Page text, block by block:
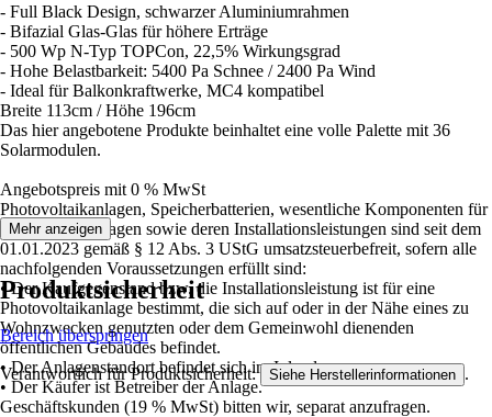
- Full Black Design, schwarzer Aluminiumrahmen
- Bifazial Glas-Glas für höhere Erträge
- 500 Wp N-Typ TOPCon, 22,5% Wirkungsgrad
- Hohe Belastbarkeit: 5400 Pa Schnee / 2400 Pa Wind
- Ideal für Balkonkraftwerke, MC4 kompatibel
Breite 113cm / Höhe 196cm
Das hier angebotene Produkte beinhaltet eine volle Palette mit 36
Solarmodulen.
Angebotspreis mit 0 % MwSt
Photovoltaikanlagen, Speicherbatterien, wesentliche Komponenten für
Photovoltaikanlagen sowie deren Installationsleistungen sind seit dem
01.01.2023 gemäß § 12 Abs. 3 UStG umsatzsteuerbefreit, sofern alle
nachfolgenden Voraussetzungen erfüllt sind:
• Der Kaufgegenstand bzw. die Installationsleistung ist für eine
Photovoltaikanlage bestimmt, die sich auf oder in der Nähe eines zu
Wohnzwecken genutzten oder dem Gemeinwohl dienenden
öffentlichen Gebäudes befindet.
• Der Anlagenstandort befindet sich im Inland.
• Der Käufer ist Betreiber der Anlage.
Geschäftskunden (19 % MwSt) bitten wir, separat anzufragen.
Mehr anzeigen
Produktsicherheit
Bereich überspringen
Verantwortlich für Produktsicherheit: Siehe Herstellerinformationen .